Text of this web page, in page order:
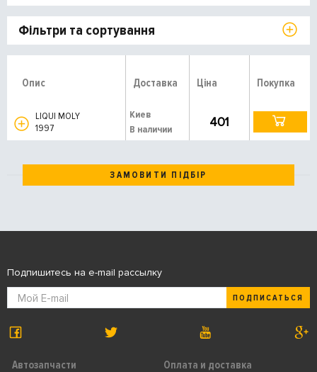
Фільтри та сортування
Опис Доставка Ціна Покупка
LIQUI MOLY
1997
Киев
В наличии
401
ЗАМОВИТИ ПІДБІР
Автозапчасти Оплата и доставка
Подпишитесь на e-mail рассылку
ПОДПИСАТЬСЯ